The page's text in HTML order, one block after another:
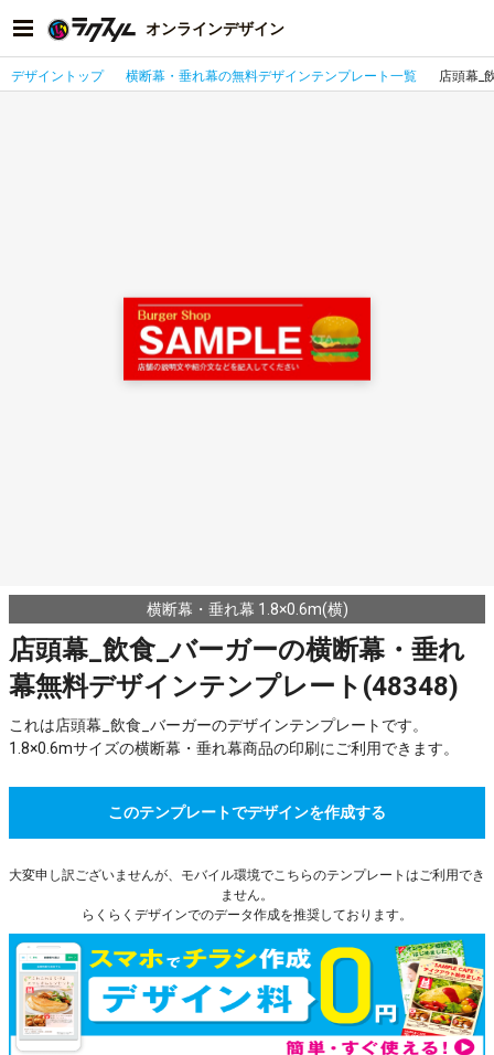
オンラインデザイン
デザイントップ 横断幕・垂れ幕の無料デザインテンプレート一覧 店頭幕_
横断幕・垂れ幕 1.8×0.6m(横)
店頭幕_飲食_バーガーの横断幕・垂れ
幕無料デザインテンプレート(48348)
これは店頭幕_飲食_バーガーのデザインテンプレートです。
1.8×0.6mサイズの横断幕・垂れ幕商品の印刷にご利用できます。
このテンプレートでデザインを作成する
大変申し訳ございませんが、モバイル環境でこちらのテンプレートはご利用でき
ません。
らくらくデザインでのデータ作成を推奨しております。